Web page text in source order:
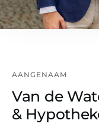
AANGENAAM
Van de
&